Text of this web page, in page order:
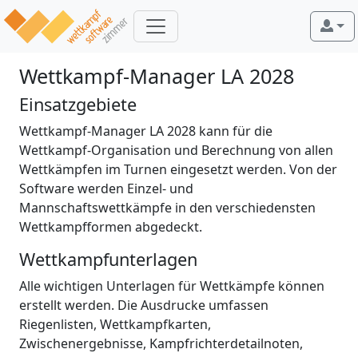
Wettkampf-Manager LA 2028
Einsatzgebiete
Wettkampf-Manager LA 2028 kann für die
Wettkampf-Organisation und Berechnung von allen
Wettkämpfen im Turnen eingesetzt werden. Von der
Software werden Einzel- und
Mannschaftswettkämpfe in den verschiedensten
Wettkampfformen abgedeckt.
Wettkampfunterlagen
Alle wichtigen Unterlagen für Wettkämpfe können
erstellt werden. Die Ausdrucke umfassen
Riegenlisten, Wettkampfkarten,
Zwischenergebnisse, Kampfrichterdetailnoten,